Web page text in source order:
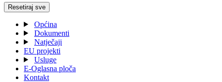
Resetiraj sve
Općina
Dokumenti
Natječaji
EU projekti
Usluge
E-Oglasna ploča
Kontakt